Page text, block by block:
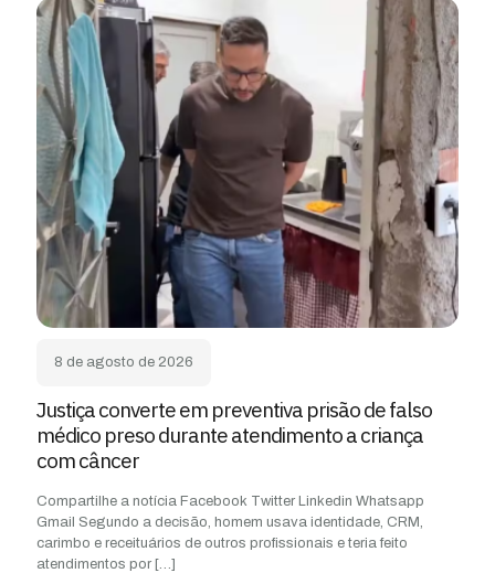
8 de agosto de 2026
Justiça converte em preventiva prisão de falso
médico preso durante atendimento a criança
com câncer
Compartilhe a notícia Facebook Twitter Linkedin Whatsapp
Gmail Segundo a decisão, homem usava identidade, CRM,
carimbo e receituários de outros profissionais e teria feito
atendimentos por […]